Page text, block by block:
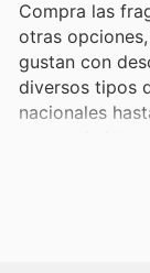
Compra las
otras
gustan con
diversos tipos
nacionales
para que